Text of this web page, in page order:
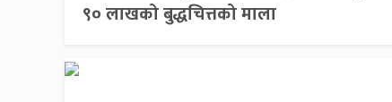
९० लाखको बुद्धचित्तको माला